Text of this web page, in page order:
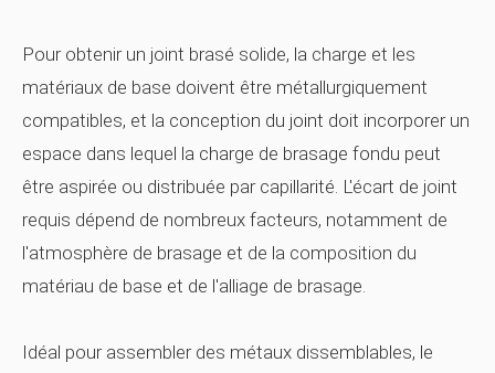
Pour obtenir un joint brasé solide, la charge et les
matériaux de base doivent être métallurgiquement
compatibles, et la conception du joint doit incorporer un
espace dans lequel la charge de brasage fondu peut
être aspirée ou distribuée par capillarité. L'écart de joint
requis dépend de nombreux facteurs, notamment de
l'atmosphère de brasage et de la composition du
matériau de base et de l'alliage de brasage.
Idéal pour assembler des métaux dissemblables, le